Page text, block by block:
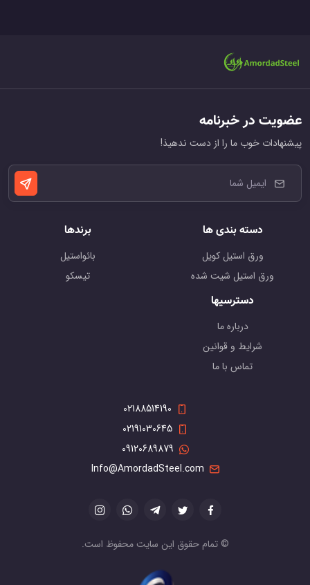
عضویت در خبرنامه
پیشنهادات خوب ما را از دست ندهیذ!
دسته بندی ها
ورق استیل کویل
ورق استیل شیت شده
برندها
بائواستیل
تیسکو
دسترسیها
درباره ما
شرایط و قوانین
تماس با ما
02188514190
02191030645
09120689879
Info@AmordadSteel.com
© تمام حقوق این سایت محفوظ است.